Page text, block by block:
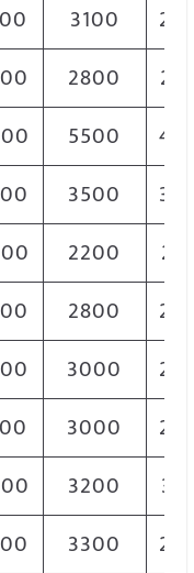
3100
2800
5500
3500
2200
2800
3000
3000
3200
3300